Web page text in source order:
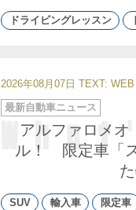
ドライビングレッスン
2026年08月07日 TEXT:
アルファロメ
ル！ 限定車「
カ
テ
最新自動車ニュース
SUV 輸入車 限定車